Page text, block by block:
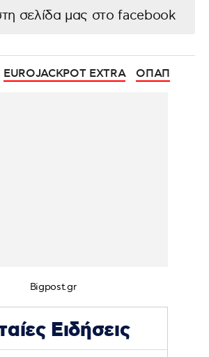
σελίδα μας στο facebook
EUROJACKPOT EXTRA ΟΠΑΠ
Bigpost.gr
Ειδήσεις